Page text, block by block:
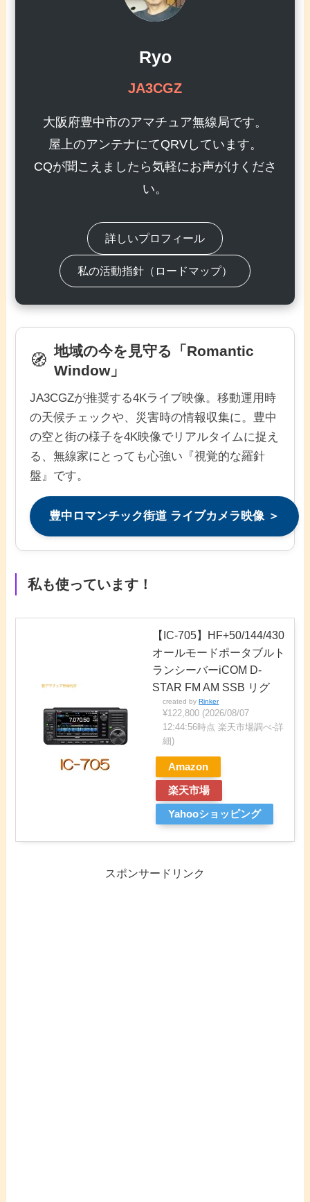
Ryo
JA3CGZ
大阪府豊中市のアマチュア無線局です。
屋上のアンテナにてQRVしています。
CQが聞こえましたら気軽にお声がけくださ
い。
詳しいプロフィール
私の活動指針（ロードマップ）
🧭 地域の今を見守る「Romantic
Window」
JA3CGZが推奨する4Kライブ映像。移動運用時
の天候チェックや、災害時の情報収集に。豊中
の空と街の様子を4K映像でリアルタイムに捉え
る、無線家にとっても心強い『視覚的な羅針
盤』です。
豊中ロマンチック街道 ライブカメラ映像 ＞
私も使っています！
【IC-705】HF+50/144/430
オールモードポータブルト
ランシーバーiCOM D-
STAR FM AM SSB リグ
created byRinker
¥122,800 (2026/08/07
12:44:56時点 楽天市場調べ-詳
細)
Amazon
楽天市場
Yahooショッピング
スポンサードリンク